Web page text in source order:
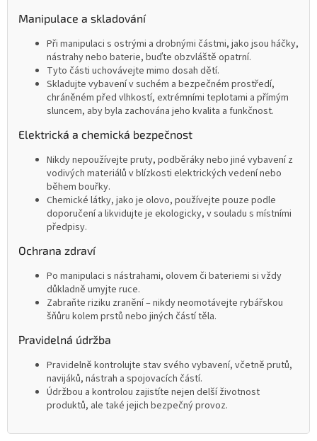
Manipulace a skladování
Při manipulaci s ostrými a drobnými částmi, jako jsou háčky,
nástrahy nebo baterie, buďte obzvláště opatrní.
Tyto části uchovávejte mimo dosah dětí.
Skladujte vybavení v suchém a bezpečném prostředí,
chráněném před vlhkostí, extrémními teplotami a přímým
sluncem, aby byla zachována jeho kvalita a funkčnost.
Elektrická a chemická bezpečnost
Nikdy nepoužívejte pruty, podběráky nebo jiné vybavení z
vodivých materiálů v blízkosti elektrických vedení nebo
během bouřky.
Chemické látky, jako je olovo, používejte pouze podle
doporučení a likvidujte je ekologicky, v souladu s místními
předpisy.
Ochrana zdraví
Po manipulaci s nástrahami, olovem či bateriemi si vždy
důkladně umyjte ruce.
Zabraňte riziku zranění – nikdy neomotávejte rybářskou
šňůru kolem prstů nebo jiných částí těla.
Pravidelná údržba
Pravidelně kontrolujte stav svého vybavení, včetně prutů,
navijáků, nástrah a spojovacích částí.
Údržbou a kontrolou zajistíte nejen delší životnost
produktů, ale také jejich bezpečný provoz.